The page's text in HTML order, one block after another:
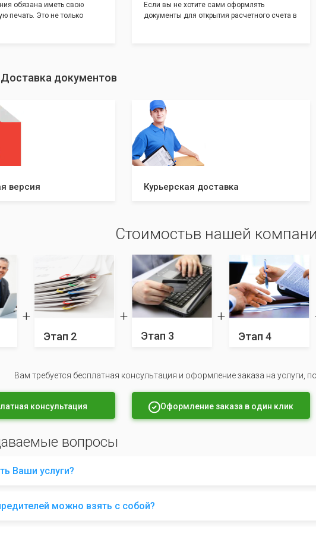
обязана иметь свою
печать. Это не только
из нашего каталога.
Если вы не хотите сами оформлять
документы для открытия расчетного счета в
документов
версия Курьерская доставка
Стоимостьв нашей
Этап 2 Этап 3 Этап 4
Вам требуется бесплатная консультация и оформление заказа на услуги,
консультация Оформление заказа в один клик
вопросы
Ваши услуги?
можно взять с собой?